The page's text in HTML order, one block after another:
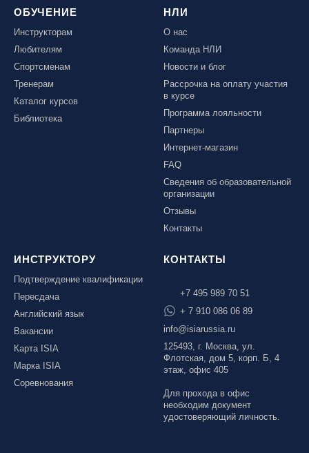
ОБУЧЕНИЕ
Инструкторам
Любителям
Спортсменам
Тренерам
Каталог курсов
Библиотека
НЛИ
О нас
Команда НЛИ
Новости и блог
Рассрочка на оплату участия
в курсе
Программа лояльности
Партнеры
Интернет-магазин
FAQ
Сведения об образовательной
организации
Отзывы
Контакты
ИНСТРУКТОРУ
Подтверждение квалификации
Пересдача
Английский язык
Вакансии
Карта ISIA
Марка ISIA
Соревнования
КОНТАКТЫ
+7 495 989 70 51
+ 7 910 086 06 89
info@isiarussia.ru
125493, г. Москва, ул.
Флотская, дом 5, корп. Б, 4
этаж, офис 405
Для прохода в офис
необходим документ
удостоверяющий личность.